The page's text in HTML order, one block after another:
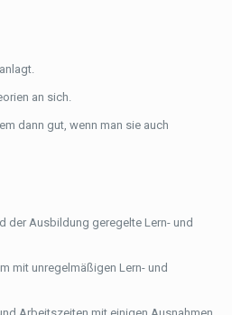
an sich.
dann gut, wenn man sie auch
der Ausbildung geregelte Lern- und
mit unregelmäßigen Lern- und